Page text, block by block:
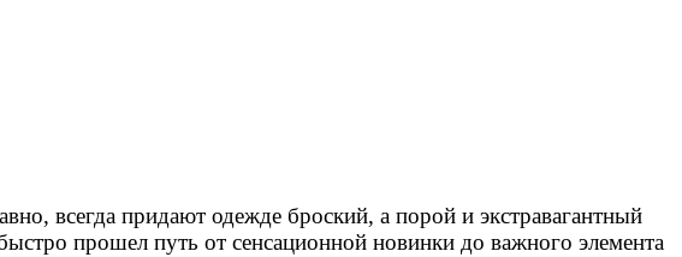
всегда придают одежде броский, а порой и экстравагантный
прошел путь от сенсационной новинки до важного элемента